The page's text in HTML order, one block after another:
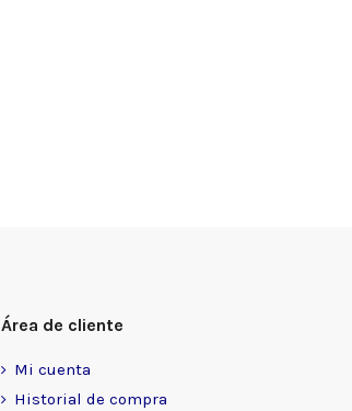
Área de cliente
Mi cuenta
Historial de compra